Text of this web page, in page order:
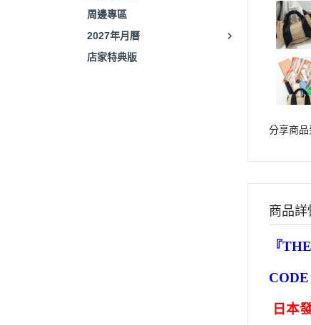
周邊專區
2027年月曆
店家特典版
分享商品
商品詳
『
CODE
日本